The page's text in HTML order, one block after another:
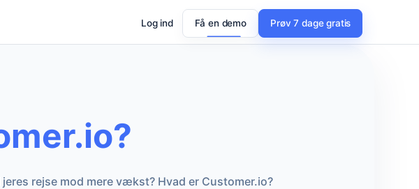
Log ind Få en demo Prøv 7 dage gratis
rejse mod mere vækst? Hvad er Customer.io?